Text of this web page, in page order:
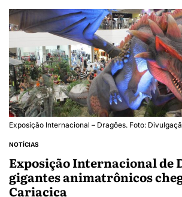
Exposição Internacional – Dragões. Foto:
NOTÍCIAS
Exposição Internacional de
gigantes animatrônicos
Cariacica